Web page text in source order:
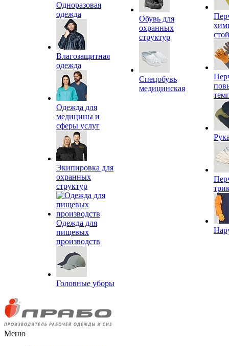
Одноразовая
одежда
Влагозащитная
одежда
Одежда для
медицины и
сферы услуг
Экипировка для
охранных
структур
Одежда для
пищевых
производств
Головные уборы
Обувь для
охранных
структур
Спецобувь
медицинская
Меню